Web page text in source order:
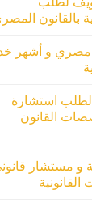
بالقانون
و أشهر
استشارة
القانون
و مستشار